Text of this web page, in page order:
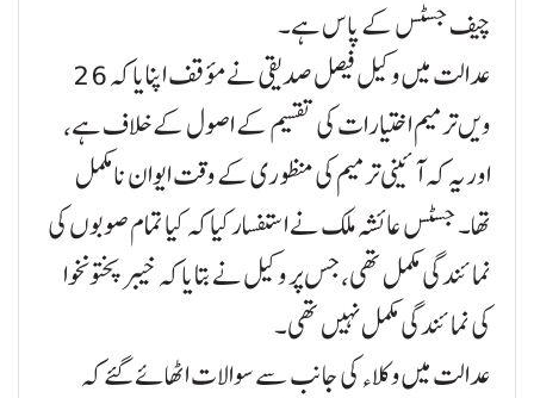
چیف جسٹس کے پاس ہے۔
عدالت میں وکیل فیصل صدیقی نے مؤقف اپنایا کہ 26
ویں ترمیم اختیارات کی تقسیم کے اصول کے خلاف ہے،
اور یہ کہ آئینی ترمیم کی منظوری کے وقت ایوان نامکمل
تھا۔ جسٹس عائشہ ملک نے استفسار کیا کہ کیا تمام صوبوں کی
نمائندگی مکمل تھی، جس پر وکیل نے بتایا کہ خیبرپختونخوا
کی نمائندگی مکمل نہیں تھی۔
عدالت میں وکلاء کی جانب سے سوالات اٹھائے گئے کہ